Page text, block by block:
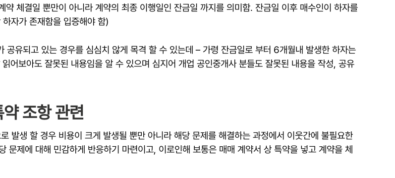
체결일 뿐만이 아니라 계약의 최종 이행일인 잔금일 까지를 의미함. 잔금일 이후 매수인이 하자를
자가 존재함을 입증해야 함)
유되고 있는 경우를 심심치 않게 목격 할 수 있는데 – 가령 잔금일로 부터 6개월내 발생한 하자는
어보아도 잘못된 내용임을 알 수 있으며 심지어 개업 공인중개사 분들도 잘못된 내용을 작성, 공유
조항 관련
발생 할 경우 비용이 크게 발생될 뿐만 아니라 해당 문제를 해결하는 과정에서 이웃간에 불필요한
문제에 대해 민감하게 반응하기 마련이고, 이로인해 보통은 매매 계약서 상 특약을 넣고 계약을 체